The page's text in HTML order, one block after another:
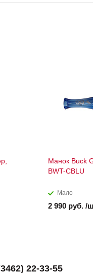
Манок Buck
BWT-CBLU
Мало
2 990 руб. /
22-33-55